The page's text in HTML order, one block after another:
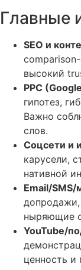
Главные
SEO и
высокий
PPC
гипотез,
Важно
слов.
Соцсети и
карусели,
нативной
Email/
допродажи,
ныряющие
YouTube/
ценность